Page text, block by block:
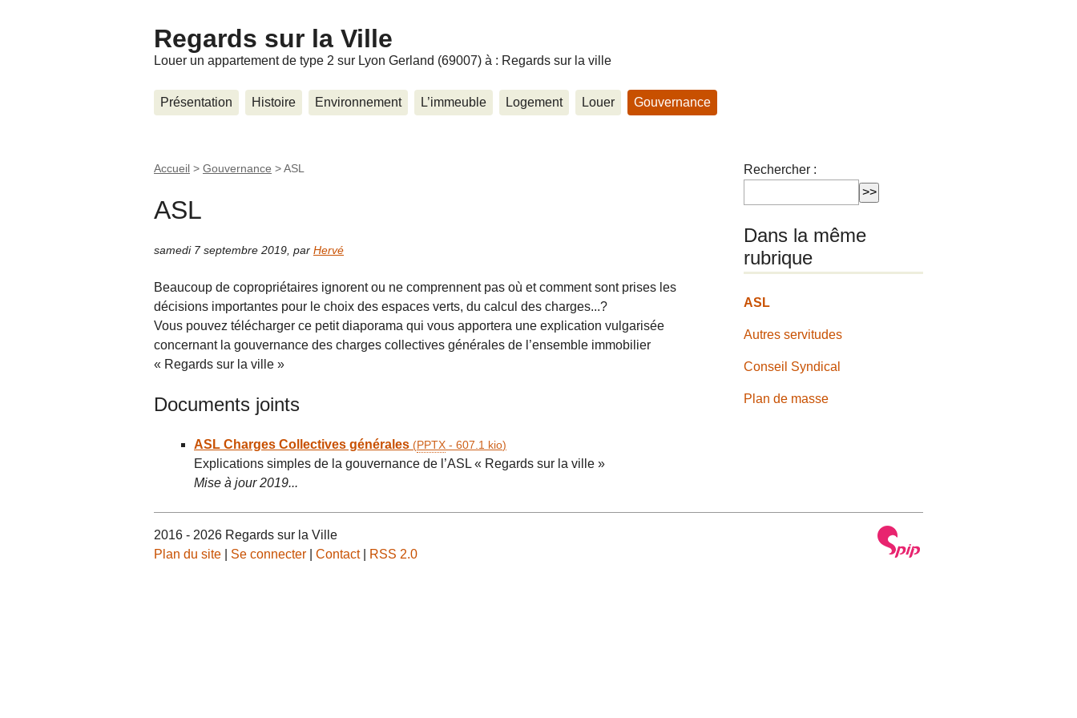
Regards sur la Ville
Louer un appartement de type 2 sur Lyon Gerland (69007) à : Regards sur la ville
Présentation Histoire Environnement L’immeuble Logement Louer Gouvernance
Accueil > Gouvernance >ASL
ASL
samedi 7 septembre 2019 par Hervé
Beaucoup de copropriétaires ignorent ou ne comprennent pas où et comment sont prises les
décisions importantes pour le choix des espaces verts, du calcul des charges...?
Vous pouvez télécharger ce petit diaporama qui vous apportera une explication vulgarisée
concernant la gouvernance des charges collectives générales de l’ensemble immobilier
« Regards sur la ville »
Documents joints
ASL Charges Collectives générales (PPTX - 607.1 kio)
Explications simples de la gouvernance de l’ASL « Regards sur la ville »
Mise à jour 2019...
Rechercher :
Dans la même
rubrique
ASL
Autres servitudes
Conseil Syndical
Plan de masse
2016 - 2026 Regards sur la Ville
Plan du site
Se connecter Contact| RSS 2.0